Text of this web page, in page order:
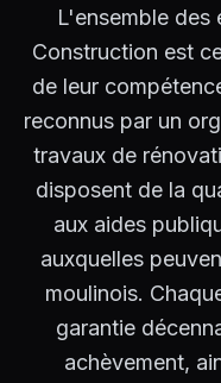
L'ensemble des
Construction est
de leur
reconnus par un
travaux de
disposent de la
aux aides
auxquelles
moulinois.
garantie
achèvement,